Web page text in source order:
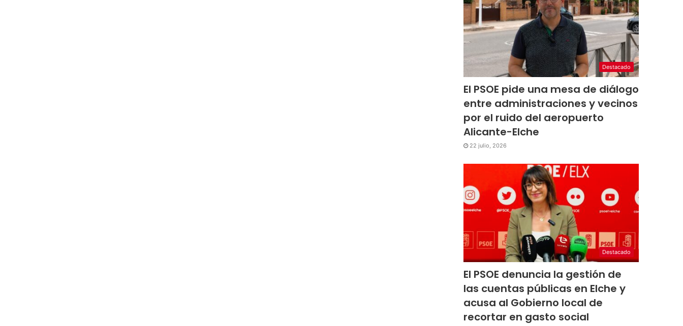
Destacado
El PSOE pide una mesa de diálogo
entre administraciones y vecinos
por el ruido del aeropuerto
Alicante-Elche
22 julio, 2026
Destacado
El PSOE denuncia la gestión de
las cuentas públicas en Elche y
acusa al Gobierno local de
recortar en gasto social